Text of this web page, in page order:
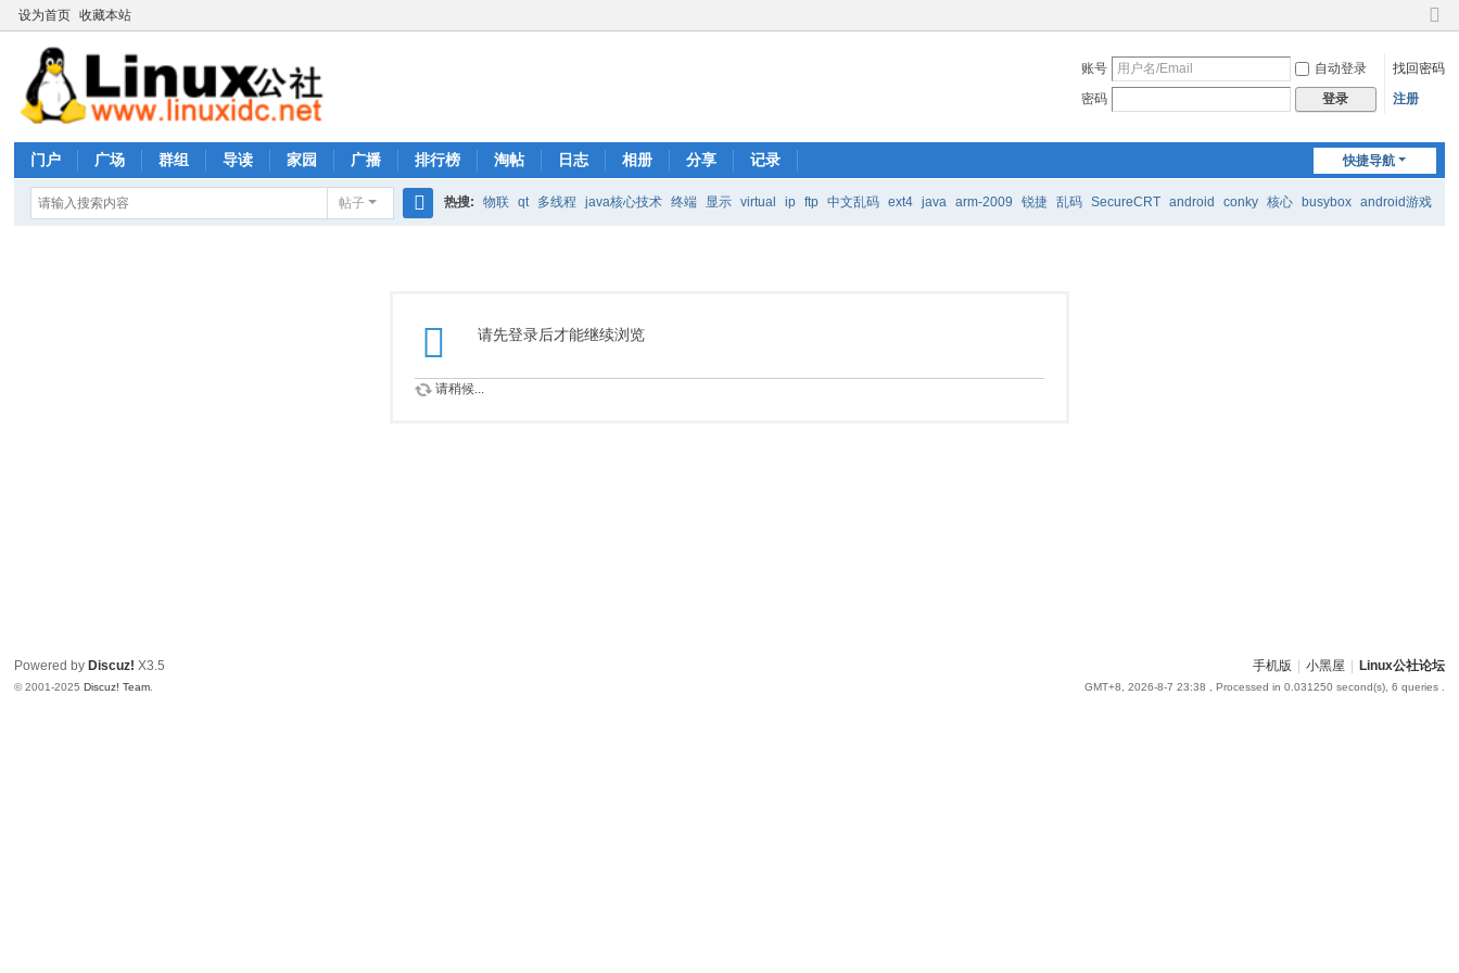
设为首页 收藏本站
切
到
账号 自动登录
找回密码
密码
登录 注册
快捷导航
门户 广场 群组 导读 家园 广播 排行榜 淘帖 日志 相册 分享 记录
帖子 热搜: 物联 qt 多线程 java核心技术 终端 显示 virtual ip ftp 中文乱码 ext4 java arm-2009 锐捷 乱码 SecureCRT android conky 核心 busybox android游戏
请先登录后才能继续浏览
请稍候...
手机版 小黑屋 Linux公社论坛
GMT+8, 2026-8-7 23:38 , Processed in 0.031250 second(s), 6 queries .
Powered by Discuz! X3.5
© 2001-2025Discuz! Team